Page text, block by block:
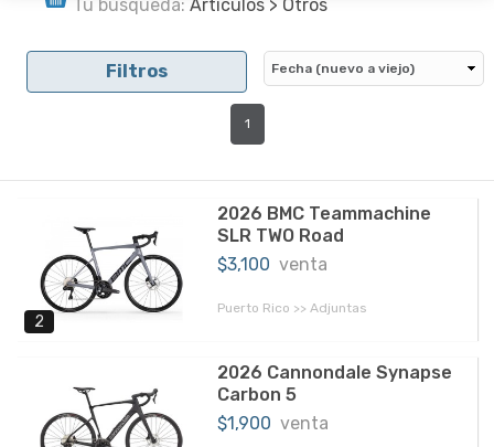
Tu búsqueda: Artículos > Otros
Filtros
1
2
2026 BMC Teammachine
SLR TWO Road
$3,100 venta
Puerto Rico >> Adjuntas
2026 Cannondale Synapse
Carbon 5
$1,900 venta